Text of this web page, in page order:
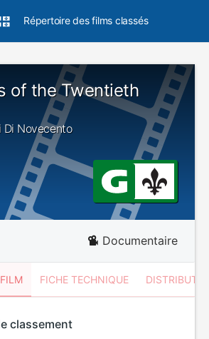
Répertoire des films classés
of the Twentieth
Di Novecento
Documentaire
FICHE TECHNIQUE
classement